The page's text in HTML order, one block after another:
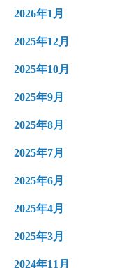
2026年1月
2025年12月
2025年10月
2025年9月
2025年8月
2025年7月
2025年6月
2025年4月
2025年3月
2024年11月